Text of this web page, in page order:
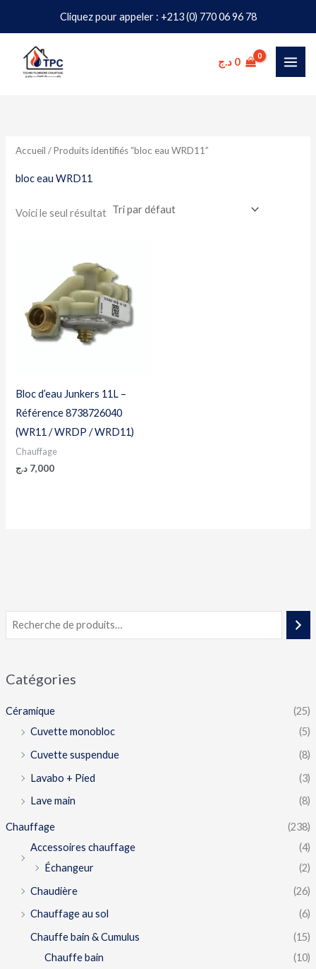
Cliquez pour appeler : +213 (0) 770 06 96 78
contenu
0 د.ج
Catégories
Céramique
(25)
Cuvette monobloc
(5)
Cuvette suspendue
(8)
Lavabo + Pied
(3)
Lave main
(8)
Chauffage
(238)
Accessoires chauffage
(4)
Échangeur
(2)
Chaudière
(26)
Chauffage au sol
(6)
Chauffe bain & Cumulus
(15)
Chauffe bain
(10)
Accueil / Produits identifiés “bloc eau WRD11”
bloc eau WRD11
Voici le seul résultat
Bloc d’eau Junkers 11L –
Référence 8738726040
(WR11 / WRDP / WRD11)
Chauffage
7,000 د.ج